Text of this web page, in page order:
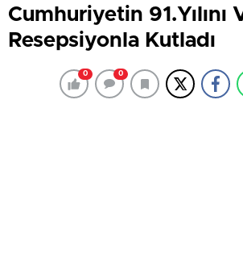
Cumhuriyetin 91.Yılını
Resepsiyonla Kutladı
0 0